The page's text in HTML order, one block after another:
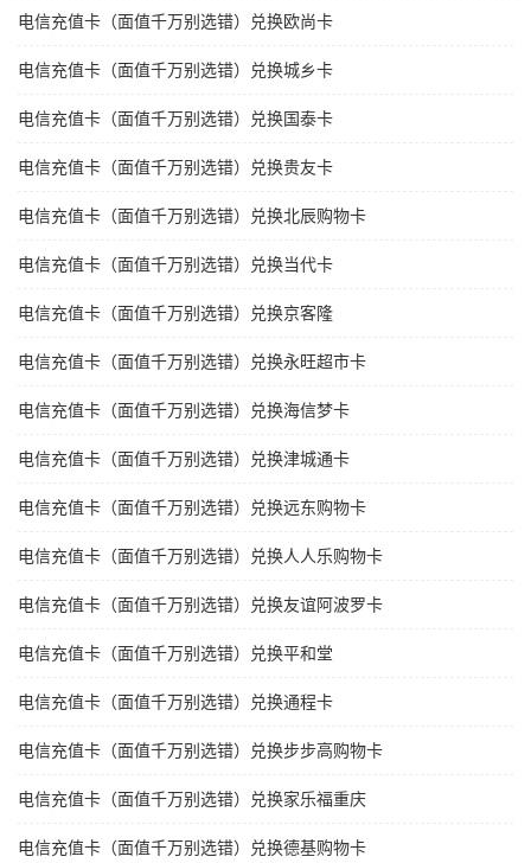
电信充值卡（面值千万别选错）兑换欧尚卡
电信充值卡（面值千万别选错）兑换城乡卡
电信充值卡（面值千万别选错）兑换国泰卡
电信充值卡（面值千万别选错）兑换贵友卡
电信充值卡（面值千万别选错）兑换北辰购物卡
电信充值卡（面值千万别选错）兑换当代卡
电信充值卡（面值千万别选错）兑换京客隆
电信充值卡（面值千万别选错）兑换永旺超市卡
电信充值卡（面值千万别选错）兑换海信梦卡
电信充值卡（面值千万别选错）兑换津城通卡
电信充值卡（面值千万别选错）兑换远东购物卡
电信充值卡（面值千万别选错）兑换人人乐购物卡
电信充值卡（面值千万别选错）兑换友谊阿波罗卡
电信充值卡（面值千万别选错）兑换平和堂
电信充值卡（面值千万别选错）兑换通程卡
电信充值卡（面值千万别选错）兑换步步高购物卡
电信充值卡（面值千万别选错）兑换家乐福重庆
电信充值卡（面值千万别选错）兑换德基购物卡